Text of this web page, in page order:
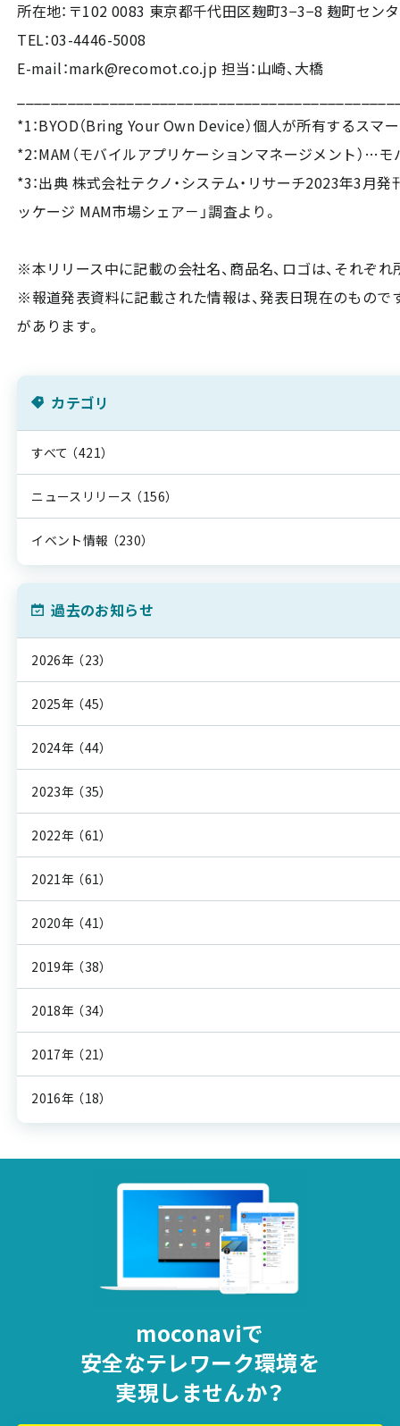
所在地：〒102 0083 東京都千代田区麹町3−3−8 麹町セン
TEL：03-4446-5008
E-mail：mark@recomot.co.jp 担当：山崎、大橋
*1：BYOD（Bring Your Own Device）個人が所有するス
*2：MAM（モバイルアプリケーションマネージメント）…
*3：出典 株式会社テクノ・システム・リサーチ2023年3月
ッケージ MAM市場シェア－」調査より。
※本リリース中に記載の会社名、商品名、ロゴは、それぞ
※報道発表資料に記載された情報は、発表日現在のもので
があります。
カテゴリ
すべて （421）
ニュースリリース （156）
イベント情報 （230）
過去のお知らせ
2026年 （23）
2025年 （45）
2024年 （44）
2023年 （35）
2022年 （61）
2021年 （61）
2020年 （41）
2019年 （38）
2018年 （34）
2017年 （21）
2016年 （18）
moconaviで
安全なテレワーク環境を
実現しませんか？